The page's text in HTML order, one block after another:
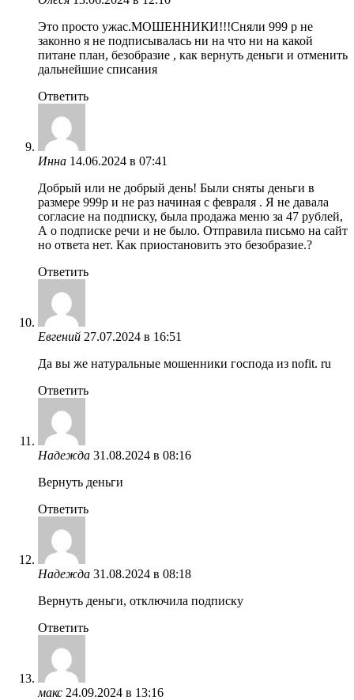
Это просто ужас.МОШЕННИКИ!!!Сняли 999 р не
законно я не подписывалась ни на что ни на какой
питане план, безобразие , как вернуть деньги и отменить
дальнейшие списания
Ответить
Инна 14.06.2024 в 07:41
Добрый или не добрый день! Были сняты деньги в
размере 999р и не раз начиная с февраля . Я не давала
согласие на подписку, была продажа меню за 47 рублей,
А о подписке речи и не было. Отправила письмо на сайт
но ответа нет. Как приостановить это безобразие.?
Ответить
Евгений 27.07.2024 в 16:51
Да вы же натуральные мошенники господа из nofit. ru
Ответить
Надежда 31.08.2024 в 08:16
Вернуть деньги
Ответить
Надежда 31.08.2024 в 08:18
Вернуть деньги, отключила подписку
Ответить
макс 24.09.2024 в 13:16